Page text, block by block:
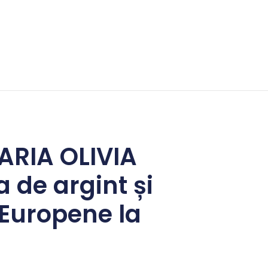
OLIVIA
de argint și
la